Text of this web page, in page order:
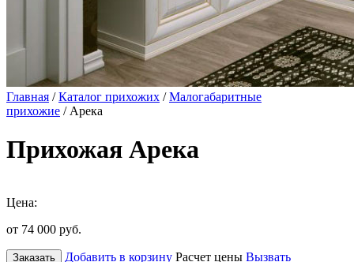
Главная /Каталог прихожих /Малогабаритные
прихожие / Арека
Прихожая Арека
Цена:
от 74 000 руб.
Заказать Добавить в корзину Расчет цены Вызвать